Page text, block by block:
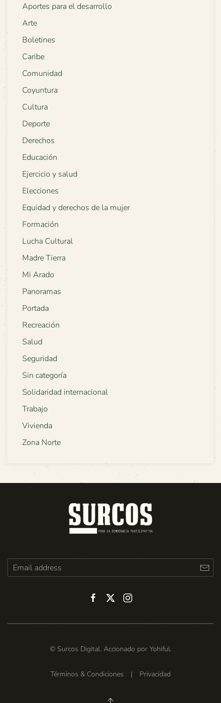
Aportes para el desarrollo
Arte
Boletines
Caribe
Comunidad
Coyuntura
Cultura
Deporte
Derechos
Educación
Ejercicio y salud
Elecciones
Equidad y derechos de la mujer
Formación
Lucha Cultural
Madre Tierra
Mi Arado
Panoramas
Portada
Recreación
Salud
Seguridad
Sin categoría
Solidaridad internacional
Trabajo
Vivienda
Zona Norte
© Surcos Digital. Accionado por Yohiful.
Términos & Condiciones | Privacidad